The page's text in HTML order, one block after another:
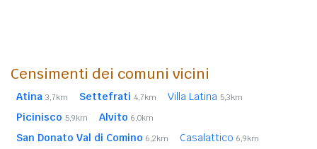
Censimenti dei comuni vicini
Atina 3,7km Settefrati 4,7km Villa Latina 5,3km
Picinisco 5,9km Alvito 6,0km
San Donato Val di Comino 6,2km Casalattico 6,9km